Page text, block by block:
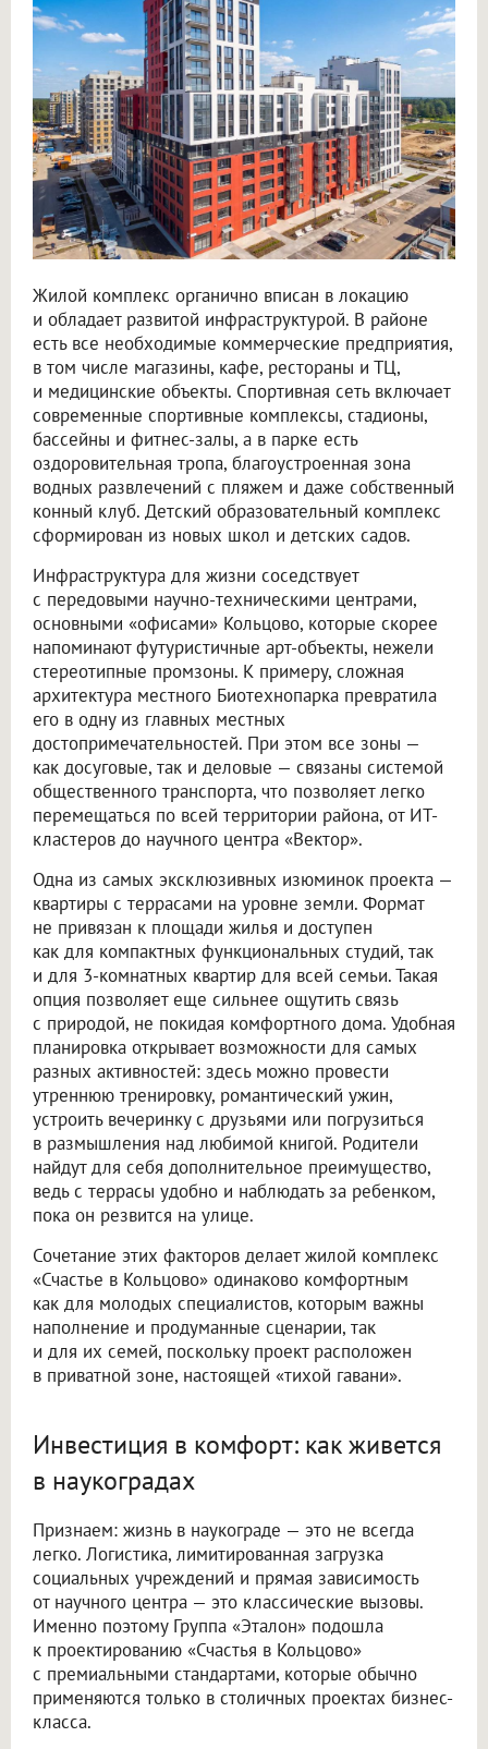
Жилой комплекс органично вписан в локацию
и обладает развитой инфраструктурой. В районе
есть все необходимые коммерческие предприятия,
в том числе магазины, кафе, рестораны и ТЦ,
и медицинские объекты. Спортивная сеть включает
современные спортивные комплексы, стадионы,
бассейны и фитнес-залы, а в парке есть
оздоровительная тропа, благоустроенная зона
водных развлечений с пляжем и даже собственный
конный клуб. Детский образовательный комплекс
сформирован из новых школ и детских садов.
Инфраструктура для жизни соседствует
с передовыми научно-техническими центрами,
основными «офисами» Кольцово, которые скорее
напоминают футуристичные арт-объекты, нежели
стереотипные промзоны. К примеру, сложная
архитектура местного Биотехнопарка превратила
его в одну из главных местных
достопримечательностей. При этом все зоны —
как досуговые, так и деловые — связаны системой
общественного транспорта, что позволяет легко
перемещаться по всей территории района, от ИТ-
кластеров до научного центра «Вектор».
Одна из самых эксклюзивных изюминок проекта —
квартиры с террасами на уровне земли. Формат
не привязан к площади жилья и доступен
как для компактных функциональных студий, так
и для 3-комнатных квартир для всей семьи. Такая
опция позволяет еще сильнее ощутить связь
с природой, не покидая комфортного дома. Удобная
планировка открывает возможности для самых
разных активностей: здесь можно провести
утреннюю тренировку, романтический ужин,
устроить вечеринку с друзьями или погрузиться
в размышления над любимой книгой. Родители
найдут для себя дополнительное преимущество,
ведь с террасы удобно и наблюдать за ребенком,
пока он резвится на улице.
Сочетание этих факторов делает жилой комплекс
«Счастье в Кольцово» одинаково комфортным
как для молодых специалистов, которым важны
наполнение и продуманные сценарии, так
и для их семей, поскольку проект расположен
в приватной зоне, настоящей «тихой гавани».
Инвестиция в комфорт: как живется
в наукоградах
Признаем: жизнь в наукограде — это не всегда
легко. Логистика, лимитированная загрузка
социальных учреждений и прямая зависимость
от научного центра — это классические вызовы.
Именно поэтому Группа «Эталон» подошла
к проектированию «Счастья в Кольцово»
с премиальными стандартами, которые обычно
применяются только в столичных проектах бизнес-
класса.